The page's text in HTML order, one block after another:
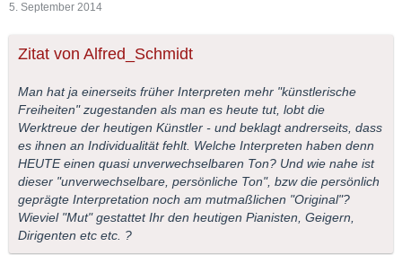
5. September 2014
Zitat von Alfred_Schmidt
Man hat ja einerseits früher Interpreten mehr "künstlerische
Freiheiten" zugestanden als man es heute tut, lobt die
Werktreue der heutigen Künstler - und beklagt andrerseits, dass
es ihnen an Individualität fehlt. Welche Interpreten haben denn
HEUTE einen quasi unverwechselbaren Ton? Und wie nahe ist
dieser "unverwechselbare, persönliche Ton", bzw die persönlich
geprägte Interpretation noch am mutmaßlichen "Original"?
Wieviel "Mut" gestattet Ihr den heutigen Pianisten, Geigern,
Dirigenten etc etc. ?